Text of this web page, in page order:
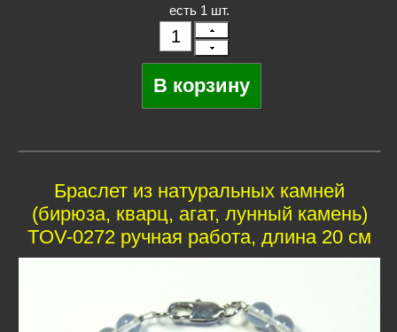
есть 1 шт.
Браслет из натуральных камней
(бирюза, кварц, агат, лунный камень)
TOV-0272 ручная работа, длина 20 см